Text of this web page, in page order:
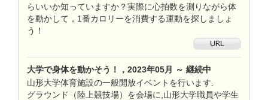
らいいか知っていますか？実際に心拍数を測りながら体
を動かして，1番カロリーを消費する運動を探しましょ
う！
大学で身体を動かそう！，2023年05月 ～ 継続中
山形大学体育施設の一般開放イベントを行います.
グラウンド（陸上競技場）を会場に,山形大学職員や学生